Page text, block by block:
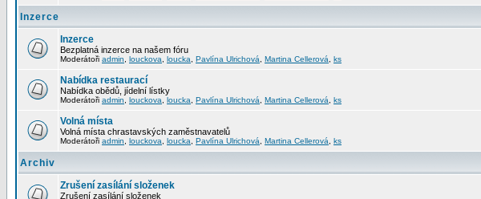
Inzerce
Inzerce
Bezplatná inzerce na našem fóru
Moderátoři admin louckova loucka Pavlína Ulrichová Martina Cellerová ks
Nabídka restaurací
Nabídka obědů, jídelní lístky
Moderátoři admin louckova loucka Pavlína Ulrichová Martina Cellerová ks
Volná místa
Volná místa chrastavských zaměstnavatelů
Moderátoři admin louckova loucka Pavlína Ulrichová Martina Cellerová ks
Archiv
Zrušení zasílání složenek
Zrušení zasílání složenek